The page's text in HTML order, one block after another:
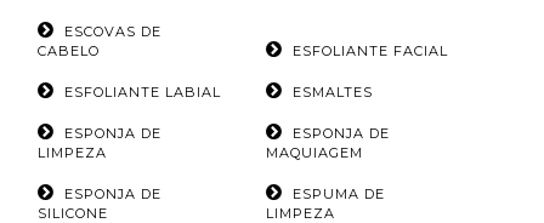
ESCOVAS DE
CABELO
ESFOLIANTE FACIAL
ESFOLIANTE LABIAL ESMALTES
ESPONJA DE
LIMPEZA
ESPONJA DE
MAQUIAGEM
ESPONJA DE
SILICONE
ESPUMA DE
LIMPEZA